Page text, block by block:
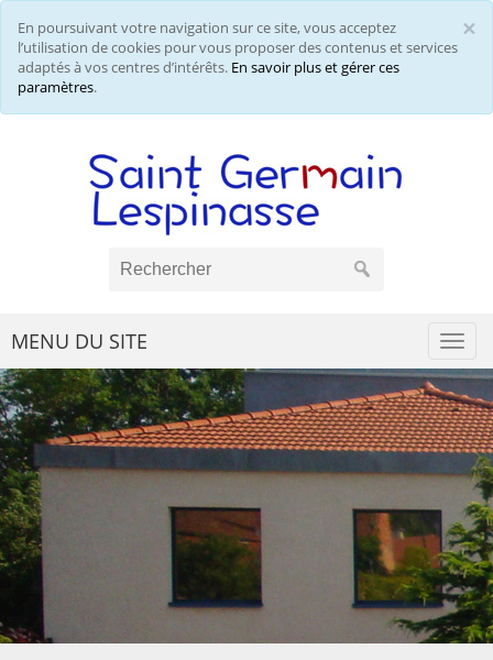
×
En poursuivant votre navigation sur ce site, vous acceptez
l’utilisation de cookies pour vous proposer des contenus et services
adaptés à vos centres d’intérêts. En savoir plus et gérer ces
paramètres.
MENU DU SITE